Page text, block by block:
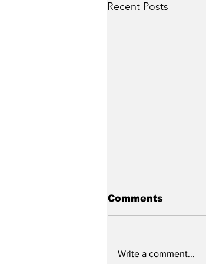
Recent Posts
Comments
Write a comment...